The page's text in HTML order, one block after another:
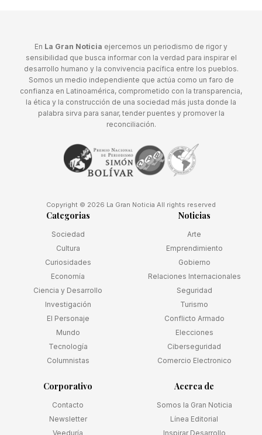
En La Gran Noticia ejercemos un periodismo de rigor y
sensibilidad que busca informar con la verdad para inspirar el
desarrollo humano y la convivencia pacífica entre los pueblos.
Somos un medio independiente que actúa como un faro de
confianza en Latinoamérica, comprometido con la transparencia,
la ética y la construcción de una sociedad más justa donde la
palabra sirva para sanar, tender puentes y promover la
reconciliación.
Copyright © 2026 La Gran Noticia All rights reserved
Categorias
Sociedad
Cultura
Curiosidades
Economía
Ciencia y Desarrollo
Investigación
El Personaje
Mundo
Tecnología
Columnistas
Noticias
Arte
Emprendimiento
Gobierno
Relaciones Internacionales
Seguridad
Turismo
Conflicto Armado
Elecciones
Ciberseguridad
Comercio Electronico
Corporativo
Contacto
Newsletter
Veeduría
Acerca de
Somos la Gran Noticia
Línea Editorial
Inspirar Desarrollo